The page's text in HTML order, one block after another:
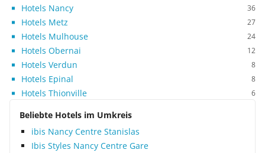
Hotels Nancy 36
Hotels Metz 27
Hotels Mulhouse 24
Hotels Obernai 12
Hotels Verdun 8
Hotels Epinal 8
Hotels Thionville 6
Beliebte Hotels im Umkreis
ibis Nancy Centre Stanislas
Ibis Styles Nancy Centre Gare